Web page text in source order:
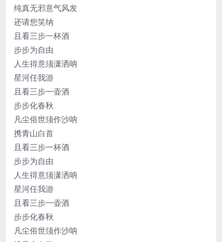
纯真无邪意气风发
还请您笑纳
且看三步一杯酒
步步为自由
人生得意须潇洒呐
星河任我游
且看三步一壶酒
步步化春秋
凡尘俗世须作沙呐
携青山白首
且看三步一杯酒
步步为自由
人生得意须潇洒呐
星河任我游
且看三步一壶酒
步步化春秋
凡尘俗世须作沙呐